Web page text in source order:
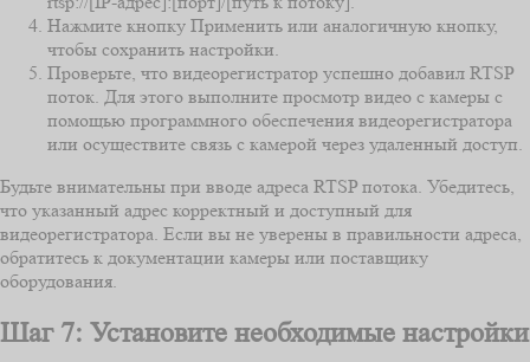
Нажмите кнопку Применить или аналогичную кнопку,
чтобы сохранить настройки.
Проверьте, что видеорегистратор успешно добавил RTSP
поток. Для этого выполните просмотр видео с камеры с
помощью программного обеспечения видеорегистратора
или осуществите связь с камерой через удаленный доступ.
Будьте внимательны при вводе адреса RTSP потока. Убедитесь,
что указанный адрес корректный и доступный для
видеорегистратора. Если вы не уверены в правильности адреса,
обратитесь к документации камеры или поставщику
оборудования.
Шаг 7: Установите необходимые настройки